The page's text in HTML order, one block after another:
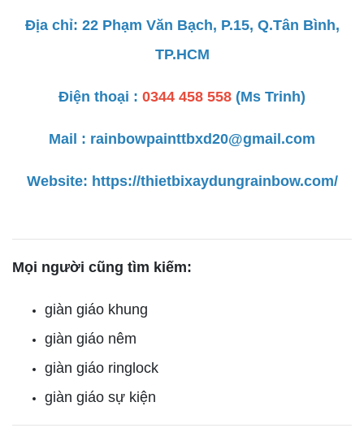
Địa chỉ: 22 Phạm Văn Bạch, P.15, Q.Tân Bình,
TP.HCM
Điện thoại : 0344 458 558 (Ms Trinh)
Mail : rainbowpainttbxd20@gmail.com
Website: https://thietbixaydungrainbow.com/
Mọi người cũng tìm kiếm:
giàn giáo khung
giàn giáo nêm
giàn giáo ringlock
giàn giáo sự kiện